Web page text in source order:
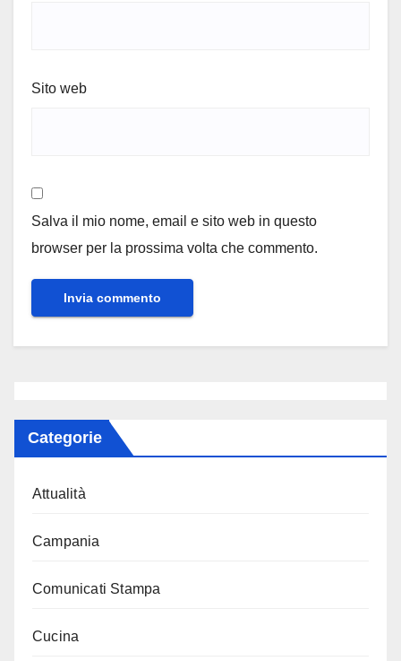
Sito web
Salva il mio nome, email e sito web in questo
browser per la prossima volta che commento.
Categorie
Attualità
Campania
Comunicati Stampa
Cucina